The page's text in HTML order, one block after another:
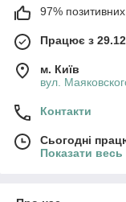
97% позитивних
Працює з
м. Київ
вул.
Контакти
Сьогодні
Показати